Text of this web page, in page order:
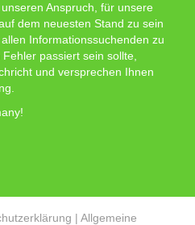
Anspruch, für unsere
dem neuesten Stand zu sein
Informationssuchenden zu
passiert sein sollte,
und versprechen Ihnen
| Allgemeine